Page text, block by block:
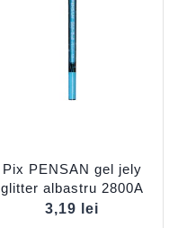
Pix PENSAN gel jely
glitter albastru 2800A
3,19
lei